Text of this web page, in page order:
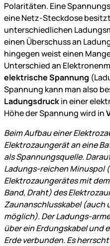
Polaritäten. Eine
eine Netz-Steckdose
unterschiedlichen
einen Überschuss an
hingegen weist einen
Unterschied an
elektrische Spannung
Spannung kann man also
Ladungsdruckin einer
Höhe der Spannung wird in
Beim Aufbau einer
Elektrozaungerät an eine
als Spannungsquelle.
Ladungs-reichen Minuspol
Elektrozaungerätes mit
Band, Draht) des
Zaunanschlusskabel (auch
möglich). Der Ladungs-
über ein Erdungskabel und
Erde verbunden. Es